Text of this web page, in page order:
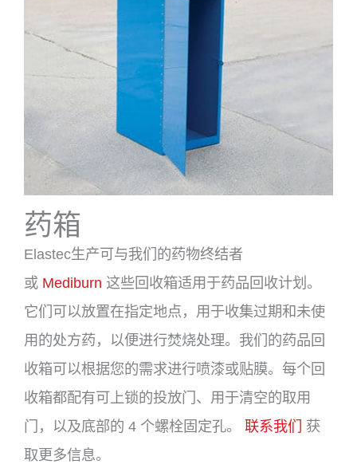
药箱
Elastec生产可与我们的药物终结者
或 Mediburn 这些回收箱适用于药品回收计划。
它们可以放置在指定地点，用于收集过期和未使
用的处方药，以便进行焚烧处理。我们的药品回
收箱可以根据您的需求进行喷漆或贴膜。每个回
收箱都配有可上锁的投放门、用于清空的取用
门，以及底部的 4 个螺栓固定孔。 联系我们 获
取更多信息。